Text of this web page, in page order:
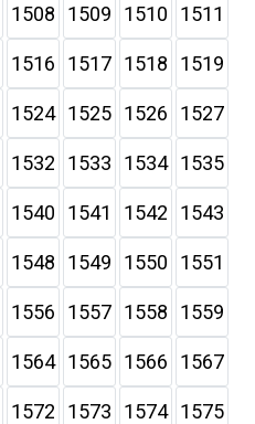
1508 1509 1510 1511
1516 1517 1518 1519
1524 1525 1526 1527
1532 1533 1534 1535
1540 1541 1542 1543
1548 1549 1550 1551
1556 1557 1558 1559
1564 1565 1566 1567
1572 1573 1574 1575